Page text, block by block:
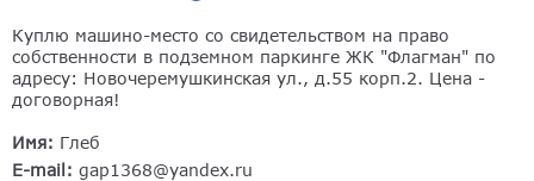
Куплю машино-место со свидетельством на право
собственности в подземном паркинге ЖК "Флагман" по
адресу: Новочеремушкинская ул., д.55 корп.2. Цена -
договорная!
Имя: Глеб
E-mail: gap1368@yandex.ru